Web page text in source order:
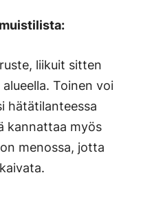
liikuit sitten
Toinen voi
hätätilanteessa
kannattaa myös
menossa, jotta